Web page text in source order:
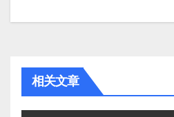
航
相关文章